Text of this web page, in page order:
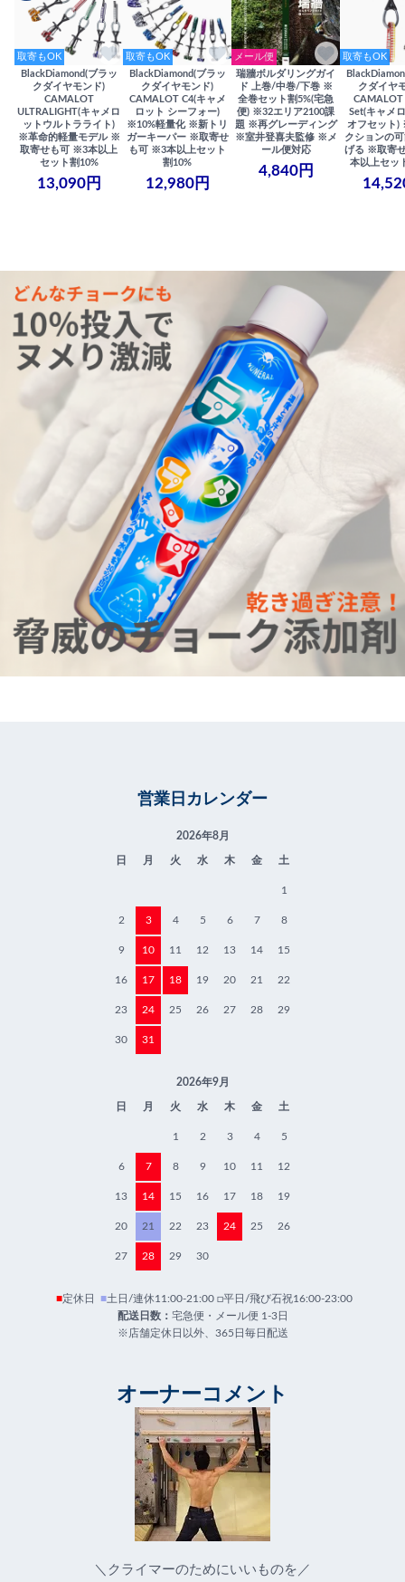
取寄もOK
BlackDiamond(ブラッ
クダイヤモンド)
CAMALOT
ULTRALIGHT(キャメロ
ットウルトラライト)
※革命的軽量モデル ※
取寄せも可 ※3本以上
セット割10%
13,090円
取寄もOK
BlackDiamond(ブラッ
クダイヤモンド)
CAMALOT C4(キャメ
ロット シーフォー)
※10%軽量化 ※新トリ
ガーキーパー ※取寄せ
も可 ※3本以上セット
割10%
12,980円
メール便
瑞牆ボルダリングガイ
ド 上巻/中巻/下巻 ※
全巻セット割5%(宅急
便) ※32エリア2100課
題 ※再グレーディング
※室井登喜夫監修 ※メ
ール便対応
4,840円
取寄もOK
クダイヤ
Set(キャメ
オフセット)
クションの
げる ※取寄
本以上セッ
営業日カレンダー
2026年8月
日 月 火 水 木 金 土
1
2 3 4 5 6 7 8
9 10 11 12 13 14 15
16 17 18 19 20 21 22
23 24 25 26 27 28 29
30 31
2026年9月
日 月 火 水 木 金 土
1 2 3 4 5
6 7 8 9 10 11 12
13 14 15 16 17 18 19
20 21 22 23 24 25 26
27 28 29 30
■定休日 ■土日/連休11:00-21:00 □平日/飛び石祝16:00-23:00
配送日数： 宅急便・メール便 1-3日
※店舗定休日以外、365日毎日配送
オーナーコメント
＼クライマーのためにいいものを／